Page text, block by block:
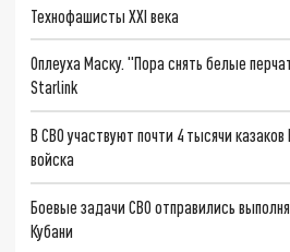
Технофашисты XXI века
Оплеуха Маску. "Пора снять белые
Starlink
В СВО участвуют почти 4 тысячи казаков
войска
Боевые задачи СВО отправились
Кубани